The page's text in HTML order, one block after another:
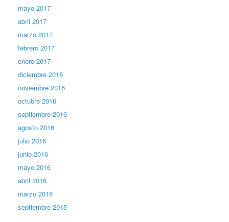
mayo 2017
abril 2017
marzo 2017
febrero 2017
enero 2017
diciembre 2016
noviembre 2016
octubre 2016
septiembre 2016
agosto 2016
julio 2016
junio 2016
mayo 2016
abril 2016
marzo 2016
septiembre 2015